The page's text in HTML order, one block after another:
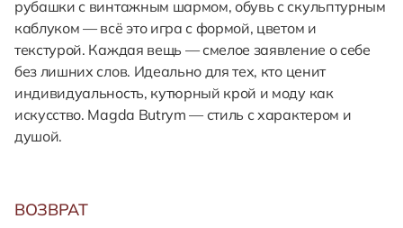
рубашки с винтажным шармом, обувь с скульптурным
каблуком — всё это игра с формой, цветом и
текстурой. Каждая вещь — смелое заявление о себе
без лишних слов. Идеально для тех, кто ценит
индивидуальность, кутюрный крой и моду как
искусство. Magda Butrym — стиль с характером и
душой.
ВОЗВРАТ